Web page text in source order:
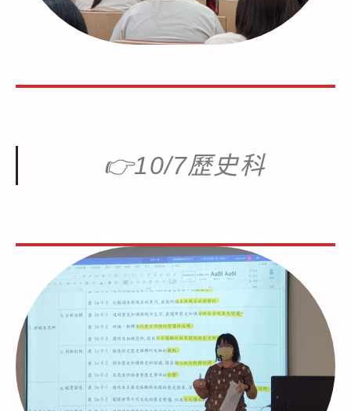
👉10/7歷史科